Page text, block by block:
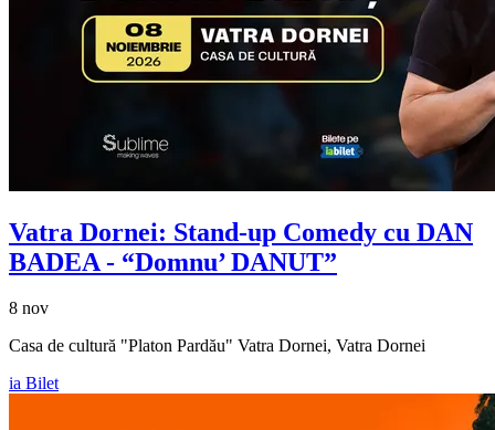
Vatra Dornei: Stand-up Comedy cu DAN
BADEA - “Domnu’ DANUT”
8 nov
Casa de cultură "Platon Pardău" Vatra Dornei, Vatra Dornei
ia Bilet